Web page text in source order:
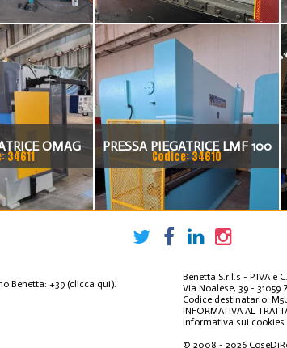
OMAG
TON X 4MT
34611
PRESSA PIEGATRICE LMF 100
TON. / 4100MM
Codice: 34610
Benetta: +39 (clicca qui).
Benetta S.r.l.s - P.IVA e
Via Noalese, 39 - 31059
Codice destinatario:
INFORMATIVA AL
Informativa sui cookies
© 2008 - 2026